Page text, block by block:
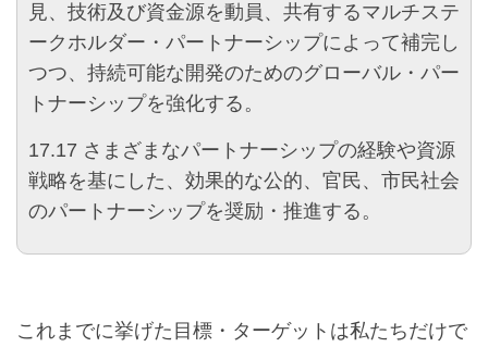
見、技術及び資金源を動員、共有するマルチステ
ークホルダー・パートナーシップによって補完し
つつ、持続可能な開発のためのグローバル・パー
トナーシップを強化する。
17.17 さまざまなパートナーシップの経験や資源
戦略を基にした、効果的な公的、官民、市民社会
のパートナーシップを奨励・推進する。
これまでに挙げた目標・ターゲットは私たちだけで